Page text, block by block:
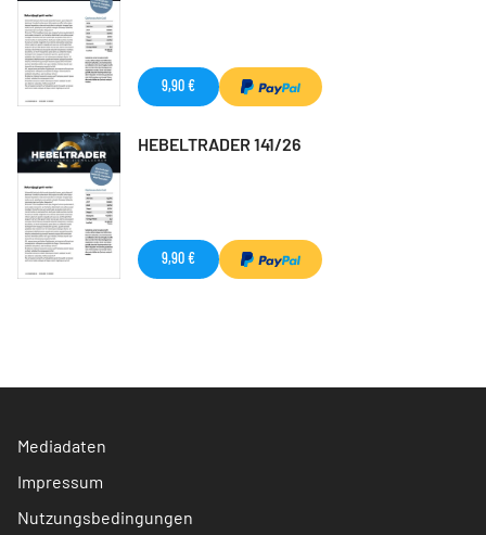
9,90 €
HEBELTRADER 141/26
9,90 €
Mediadaten
Impressum
Nutzungsbedingungen